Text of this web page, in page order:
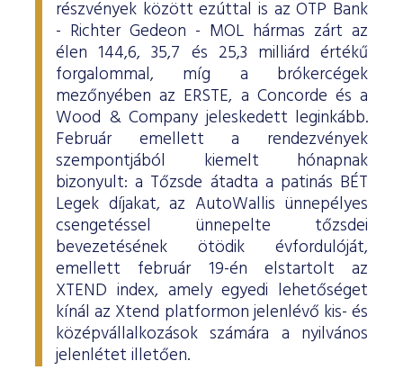
részvények között ezúttal is az OTP Bank
- Richter Gedeon - MOL hármas zárt az
élen 144,6, 35,7 és 25,3 milliárd értékű
forgalommal, míg a brókercégek
mezőnyében az ERSTE, a Concorde és a
Wood & Company jeleskedett leginkább.
Február emellett a rendezvények
szempontjából kiemelt hónapnak
bizonyult: a Tőzsde átadta a patinás BÉT
Legek díjakat, az AutoWallis ünnepélyes
csengetéssel ünnepelte tőzsdei
bevezetésének ötödik évfordulóját,
emellett február 19-én elstartolt az
XTEND index, amely egyedi lehetőséget
kínál az Xtend platformon jelenlévő kis- és
középvállalkozások számára a nyilvános
jelenlétet illetően.